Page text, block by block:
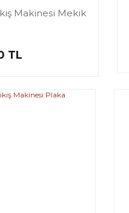
Makinesi Mekik
TL